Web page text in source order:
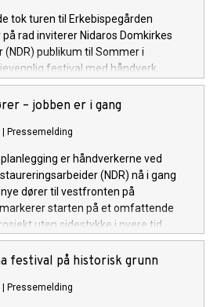
tok turen til Erkebispegården
rad inviterer Nidaros Domkirkes
publikum til Sommer i
festival med håndverk,
omgivelser.
– jobben er i gang
Pressemelding
er håndverkerne ved
(NDR) nå i gang
dører til vestfronten på
starten på et omfattende
uten sidestykke i nyere tid.
festival på historisk grunn
Pressemelding